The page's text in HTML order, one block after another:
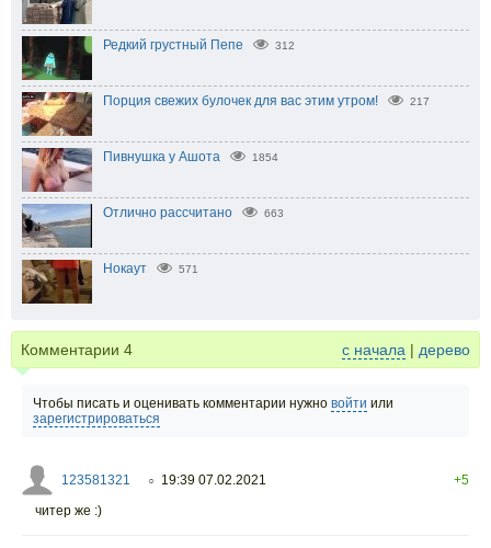
Редкий грустный Пепе 312
Порция свежих булочек для вас этим утром! 217
Пивнушка у Ашота 1854
Отлично рассчитано 663
Нокаут 571
Комментарии 4 с начала | дерево
Чтобы писать и оценивать комментарии нужно войти или
зарегистрироваться
123581321 ○ 19:39 07.02.2021
+5
читер же :)